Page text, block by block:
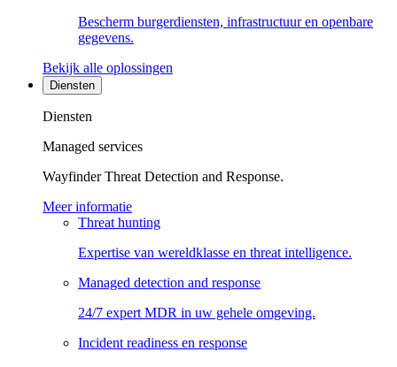
Bescherm burgerdiensten, infrastructuur en openbare
gegevens.
Bekijk alle oplossingen
Diensten
Diensten
Managed services
Wayfinder Threat Detection and Response.
Meer informatie
Threat hunting
Expertise van wereldklasse en threat intelligence.
Managed detection and response
24/7 expert MDR in uw gehele omgeving.
Incident readiness en response